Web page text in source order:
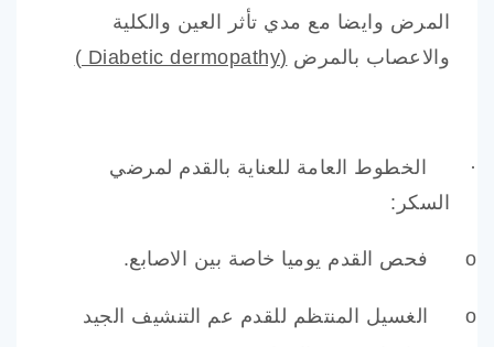
المرض وايضا مع مدي تأثر العين والكلية
والاعصاب بالمرض (
Diabetic dermopathy
)
·
الخطوط العامة للعناية بالقدم لمرضي
السكر:
o فحص القدم يوميا خاصة بين الاصابع.
o
الغسيل المنتظم للقدم عم التنشيف الجيد